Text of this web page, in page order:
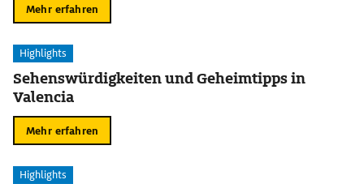
Mehr erfahren
Highlights
Sehenswürdigkeiten und Geheimtipps in
Valencia
Mehr erfahren
Highlights